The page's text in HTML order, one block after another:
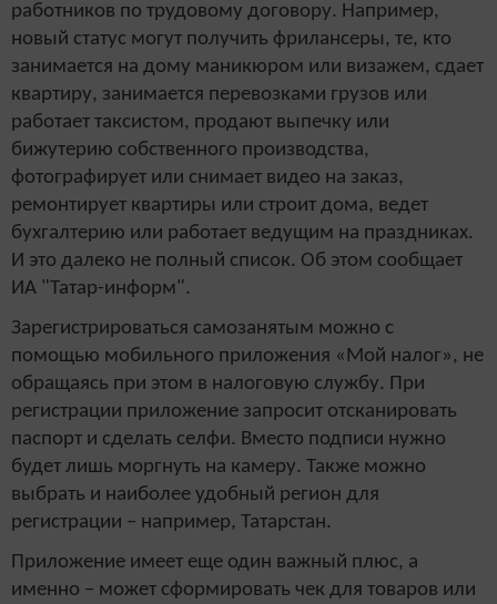
работников по трудовому договору. Например,
новый статус могут получить фрилансеры, те, кто
занимается на дому маникюром или визажем, сдает
квартиру, занимается перевозками грузов или
работает таксистом, продают выпечку или
бижутерию собственного производства,
фотографирует или снимает видео на заказ,
ремонтирует квартиры или строит дома, ведет
бухгалтерию или работает ведущим на праздниках.
И это далеко не полный список. Об этом сообщает
ИА "Татар-информ".
Зарегистрироваться самозанятым можно с
помощью мобильного приложения «Мой налог», не
обращаясь при этом в налоговую службу. При
регистрации приложение запросит отсканировать
паспорт и сделать селфи. Вместо подписи нужно
будет лишь моргнуть на камеру. Также можно
выбрать и наиболее удобный регион для
регистрации – например, Татарстан.
Приложение имеет еще один важный плюс, а
именно – может сформировать чек для товаров или